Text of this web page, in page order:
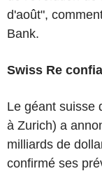
d'août",
Bank.
Swiss Re
Le géant suisse
à Zurich) a
milliards de
confirmé ses